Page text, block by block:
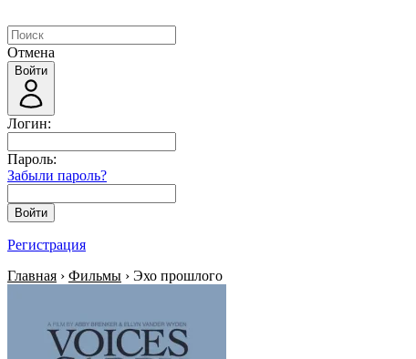
Отмена
Войти
Логин:
Пароль:
Забыли пароль?
Войти
Регистрация
Главная › Фильмы › Эхо прошлого